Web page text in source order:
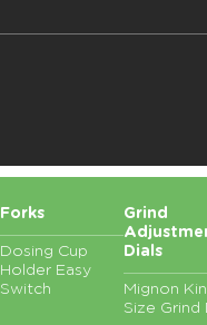
Forks
Dosing Cup
Holder Easy
Switch
Grind
Dials
Mignon
Size Grind